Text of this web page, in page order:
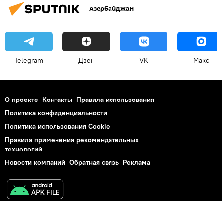
Азербайджан
Telegram Дзен VK Макс
О проекте Контакты Правила использования
Политика конфиденциальности
Политика использования Cookie
Правила применения рекомендательных
технологий
Новости компаний Обратная связь Реклама